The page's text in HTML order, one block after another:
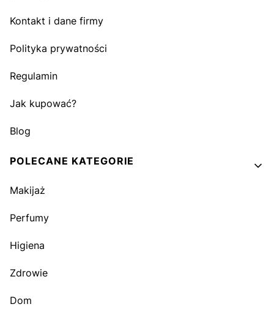
Kontakt i dane firmy
Polityka prywatności
Regulamin
Jak kupować?
Blog
POLECANE KATEGORIE
Makijaż
Perfumy
Higiena
Zdrowie
Dom